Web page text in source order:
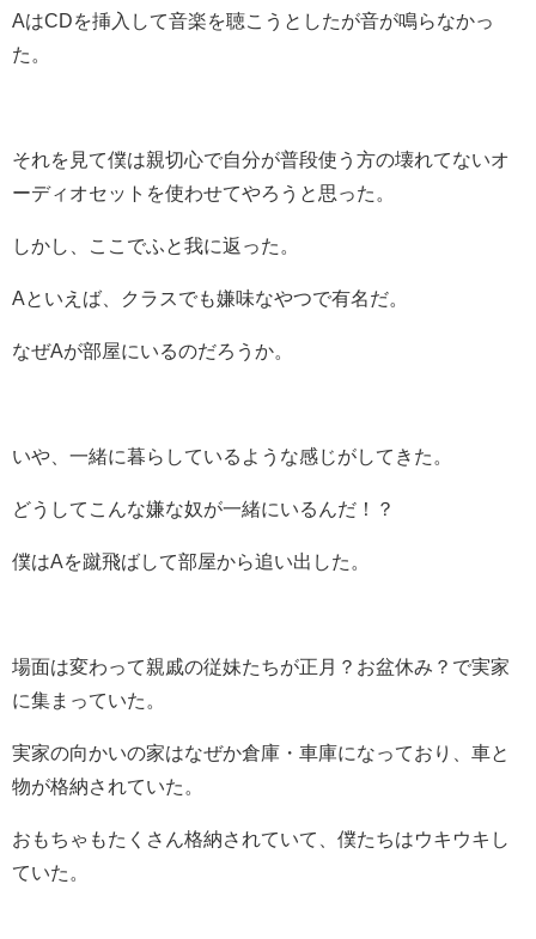
AはCDを挿入して音楽を聴こうとしたが音が鳴らなかっ
た。
それを見て僕は親切心で自分が普段使う方の壊れてないオ
ーディオセットを使わせてやろうと思った。
しかし、ここでふと我に返った。
Aといえば、クラスでも嫌味なやつで有名だ。
なぜAが部屋にいるのだろうか。
いや、一緒に暮らしているような感じがしてきた。
どうしてこんな嫌な奴が一緒にいるんだ！？
僕はAを蹴飛ばして部屋から追い出した。
場面は変わって親戚の従妹たちが正月？お盆休み？で実家
に集まっていた。
実家の向かいの家はなぜか倉庫・車庫になっており、車と
物が格納されていた。
おもちゃもたくさん格納されていて、僕たちはウキウキし
ていた。